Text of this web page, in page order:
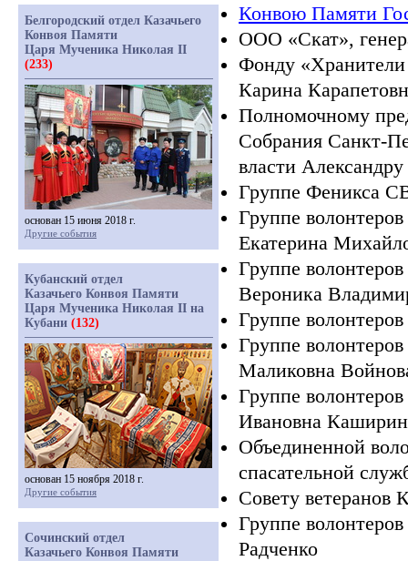
Конвою Памяти
ООО «Скат»,
Фонду «Хранители
Карина
Полномочному
Собрания Санкт-
власти
Группе Феникса
Группе волонтеров
Екатерина
Группе волонтеров
Вероника
Группе волонтеров
Группе волонтеров
Маликовна
Группе волонтеров
Ивановна
Объединенной
спасательной
Совету ветеранов
Группе волонтеров
Радченко
Белгородский отдел Казачьего
Конвоя Памяти
Царя Мученика Николая II
(233)
основан 15 июня 2018 г.
Другие события
Кубанский отдел
Казачьего Конвоя Памяти
Царя Мученика Николая II на
Кубани (132)
основан 15 ноября 2018 г.
Другие события
Сочинский отдел
Казачьего Конвоя Памяти